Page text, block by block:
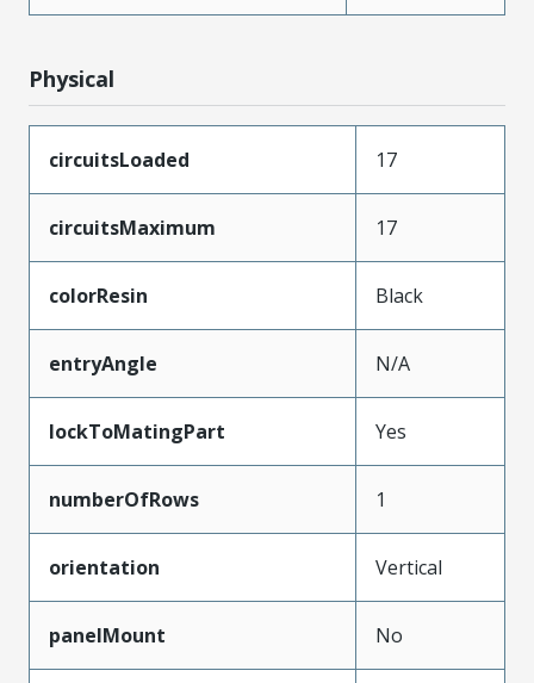
Physical
circuitsLoaded 17
circuitsMaximum 17
colorResin Black
entryAngle N/A
lockToMatingPart Yes
numberOfRows 1
orientation Vertical
panelMount No